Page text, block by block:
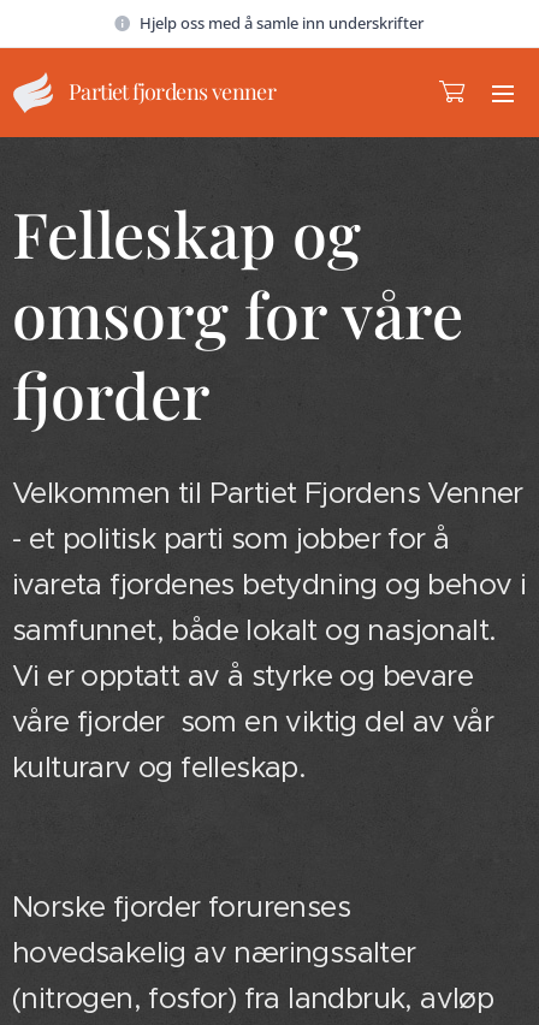
Hjelp oss med å samle inn underskrifter
Partiet fjordens venner
Felleskap og
omsorg for våre
fjorder
Velkommen til Partiet Fjordens Venner
- et politisk parti som jobber for å
ivareta fjordenes betydning og behov i
samfunnet, både lokalt og nasjonalt.
Vi er opptatt av å styrke og bevare
våre fjorder som en viktig del av vår
kulturarv og felleskap.
Norske fjorder forurenses
hovedsakelig av næringssalter
(nitrogen, fosfor) fra landbruk, avløp